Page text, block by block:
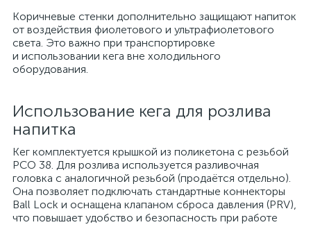
Коричневые стенки дополнительно защищают напиток
от воздействия фиолетового и ультрафиолетового
света. Это важно при транспортировке
и использовании кега вне холодильного
оборудования.
Использование кега для розлива
напитка
Кег комплектуется крышкой из поликетона с резьбой
PCO 38. Для розлива используется разливочная
головка с аналогичной резьбой (продаётся отдельно).
Она позволяет подключать стандартные коннекторы
Ball Lock и оснащена клапаном сброса давления (PRV),
что повышает удобство и безопасность при работе